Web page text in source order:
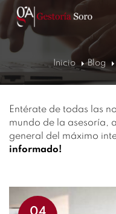
Inicio Blog
Entérate de todas las
mundo de la asesoría,
general del máximo
informado!